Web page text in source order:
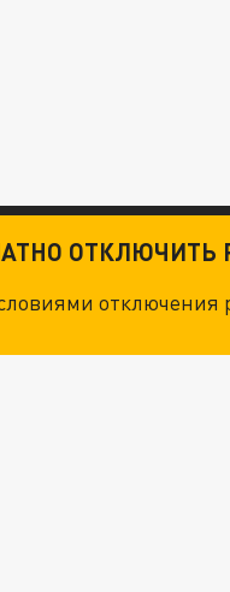
ОТКЛЮЧИТЬ